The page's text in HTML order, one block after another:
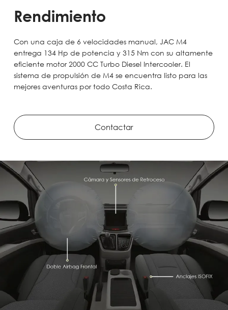
Rendimiento
Con una caja de 6 velocidades manual, JAC M4
entrega 134 Hp de potencia y 315 Nm con su altamente
eficiente motor 2000 CC Turbo Diesel Intercooler. El
sistema de propulsión de M4 se encuentra listo para las
mejores aventuras por todo Costa Rica.
Contactar